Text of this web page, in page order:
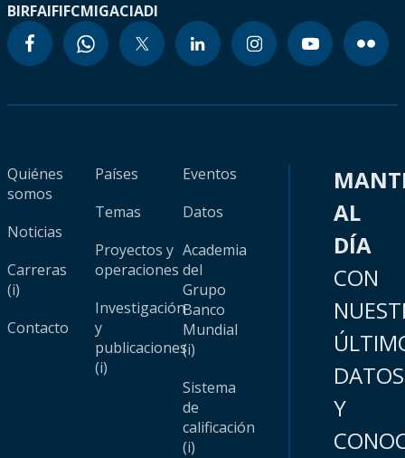
BIRFAIFIFCMIGACIADI
Quiénes
somos
Noticias
Carreras
(i)
Contacto
Países
Temas
Proyectos y
operaciones
Investigación
y
publicaciones
(i)
Eventos
Datos
Academia
del
Grupo
Banco
Mundial
(i)
Sistema
de
calificación
(i)
AL
DÍA
CON
DATOS
Y